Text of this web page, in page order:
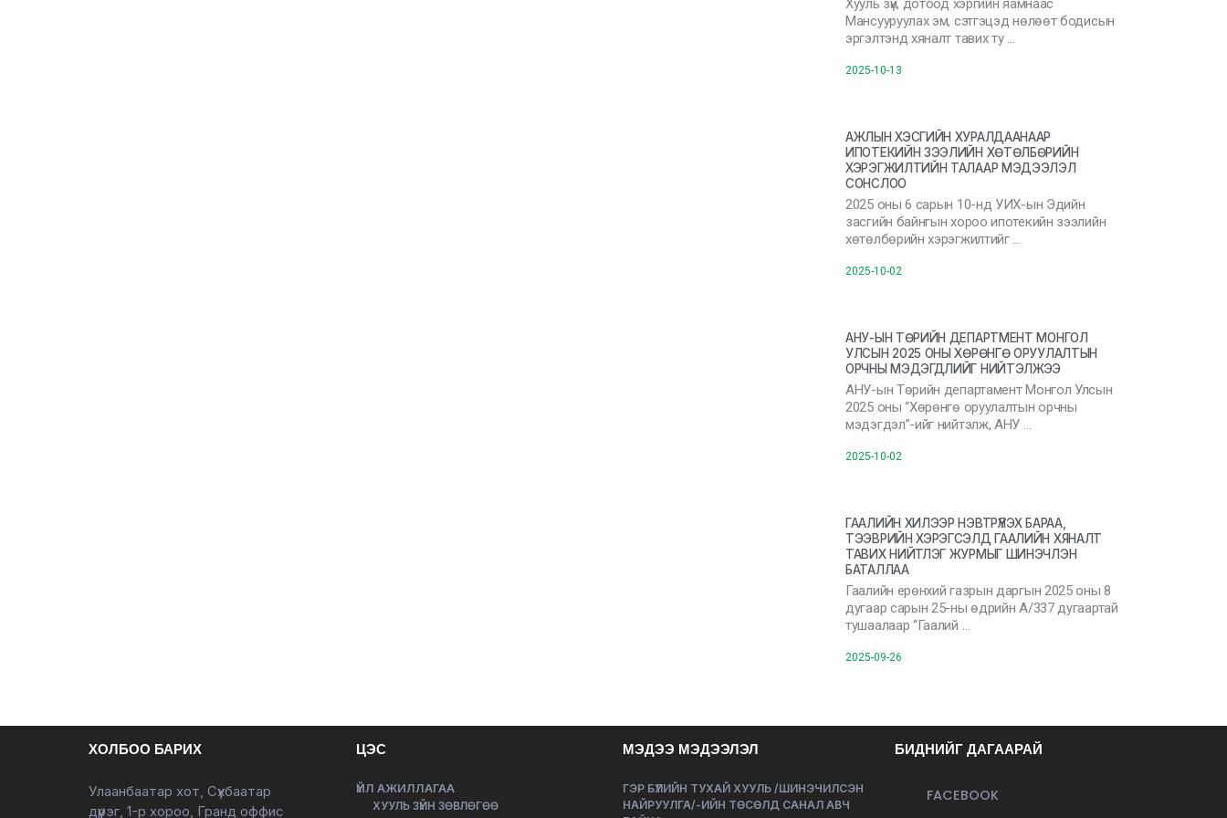
Хууль зүй, дотоод хэргийн яамнаас
Мансууруулах эм, сэтгэцэд нөлөөт бодисын
эргэлтэнд хяналт тавих ту …
2025-10-13
АЖЛЫН ХЭСГИЙН ХУРАЛДААНААР
ИПОТЕКИЙН ЗЭЭЛИЙН ХӨТӨЛБӨРИЙН
ХЭРЭГЖИЛТИЙН ТАЛААР МЭДЭЭЛЭЛ
СОНСЛОО
2025 оны 6 сарын 10-нд УИХ-ын Эдийн
засгийн байнгын хороо ипотекийн зээлийн
хөтөлбөрийн хэрэгжилтийг …
2025-10-02
АНУ-ЫН ТӨРИЙН ДЕПАРТМЕНТ МОНГОЛ
УЛСЫН 2025 ОНЫ ХӨРӨНГӨ ОРУУЛАЛТЫН
ОРЧНЫ МЭДЭГДЛИЙГ НИЙТЭЛЖЭЭ
АНУ-ын Төрийн департамент Монгол Улсын
2025 оны “Хөрөнгө оруулалтын орчны
мэдэгдэл”-ийг нийтэлж, АНУ …
2025-10-02
ГААЛИЙН ХИЛЭЭР НЭВТРҮҮЛЭХ БАРАА,
ТЭЭВРИЙН ХЭРЭГСЭЛД ГААЛИЙН ХЯНАЛТ
ТАВИХ НИЙТЛЭГ ЖУРМЫГ ШИНЭЧЛЭН
БАТАЛЛАА
Гаалийн ерөнхий газрын даргын 2025 оны 8
дугаар сарын 25-ны өдрийн А/337 дугаартай
тушаалаар “Гаалий …
2025-09-26
ХОЛБОО БАРИХ
Улаанбаатар хот, Сүхбаатар
дүүрэг, 1-р хороо, Гранд оффис
ЦЭС
ҮЙЛ АЖИЛЛАГАА
ХУУЛЬ ЗҮЙН ЗӨВЛӨГӨӨ
МЭДЭЭ МЭДЭЭЛЭЛ
ГЭР БҮЛИЙН ТУХАЙ ХУУЛЬ /ШИНЭЧИЛСЭН
НАЙРУУЛГА/-ИЙН ТӨСӨЛД САНАЛ АВЧ
БИДНИЙГ ДАГААРАЙ
FACEBOOK